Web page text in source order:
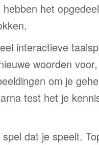
hebben het
interactieve
woorden
om je
test het je
dat je speelt.